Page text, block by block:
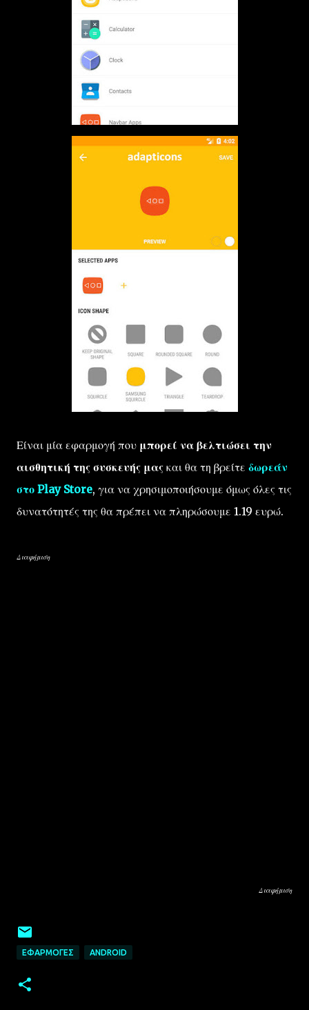
Είναι μία εφαρμογή που μπορεί να βελτιώσει την
αισθητική της συσκευής μας και θα τη βρείτε δωρεάν
στο Play Store, για να χρησιμοποιήσουμε όμως όλες τις
δυνατότητές της θα πρέπει να πληρώσουμε 1.19 ευρώ.
Διαφήμιση
Διαφήμιση
ΕΦΑΡΜΟΓΈΣ ANDROID